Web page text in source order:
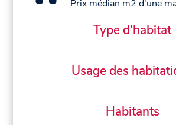
Prix médian m2 d'une
Type d'habitat
Usage des
Habitants